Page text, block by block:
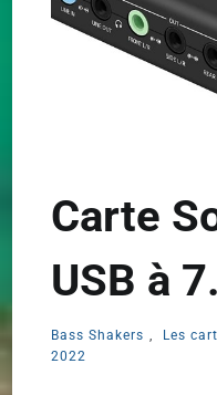
Carte
USB à
Bass Shakers , Les
2022